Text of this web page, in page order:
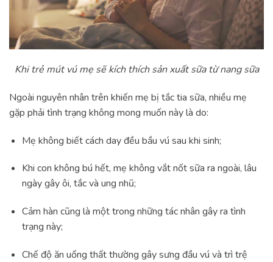
Khi trẻ mút vú mẹ sẽ kích thích sản xuất sữa từ nang sữa
Ngoài nguyên nhân trên khiến mẹ bị tắc tia sữa, nhiều mẹ
gặp phải tình trạng không mong muốn này là do:
Mẹ không biết cách day đều bầu vú sau khi sinh;
Khi con không bú hết, mẹ không vắt nốt sữa ra ngoài, lâu
ngày gây ôi, tắc và ung nhũ;
Cảm hàn cũng là một trong những tác nhân gây ra tình
trạng này;
Chế độ ăn uống thất thường gây sưng đầu vú và trì trệ